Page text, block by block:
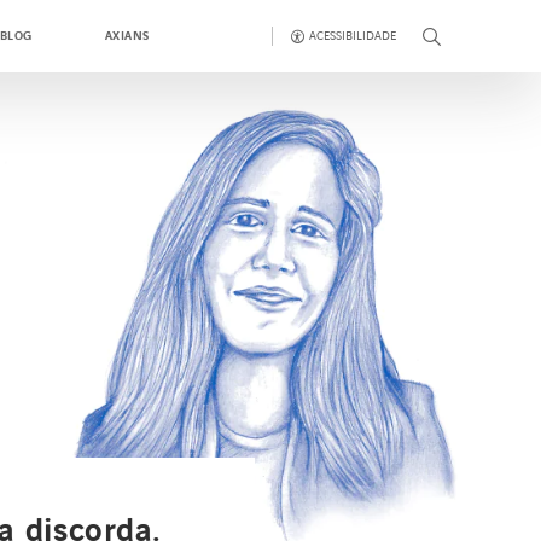
BLOG AXIANS ACESSIBILIDADE
discorda.